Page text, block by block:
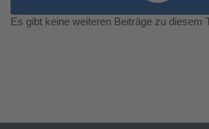
Es gibt keine weiteren Beiträge zu diesem